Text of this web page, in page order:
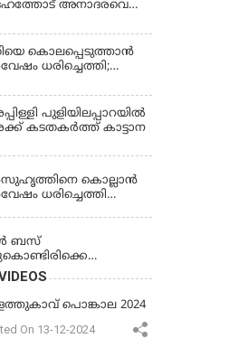
തള്ളി
അനാദരവെന്ന്
ഗുരുതര
മൃതദേഹം ചാവക്കാട്
ഫ്രീസര്‍
ഇല്ലാതെയെന്നും
കൊലപ്പെടുത്താൻ
ധരിച്ചെത്തി;
പുളിയിലപ്പാറയിൽ
കടതകർത്ത് കാട്ടാന
കൊല്ലാന്‍
ധരിച്ചെത്തി
ബസ്
ഹൃദയാഘാതം;
ഇടിച്ചുനിന്നു;
മരിച്ചു, രണ്ട്
പരിക്ക്
പൊങ്കാല 2024
On 13-12-2024